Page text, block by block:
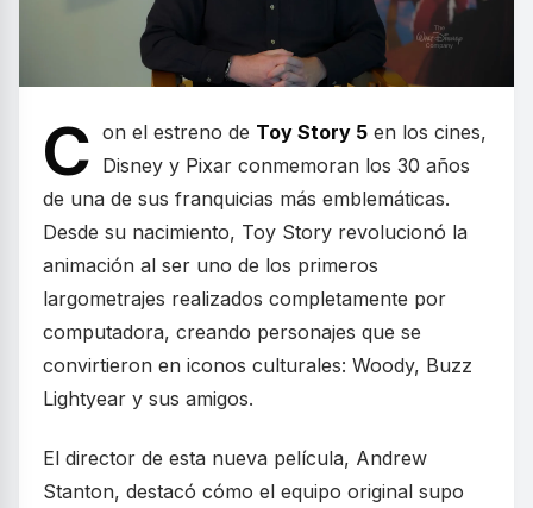
C on el estreno de Toy Story 5 en los cines,
Disney y Pixar conmemoran los 30 años
de una de sus franquicias más emblemáticas.
Desde su nacimiento, Toy Story revolucionó la
animación al ser uno de los primeros
largometrajes realizados completamente por
computadora, creando personajes que se
convirtieron en iconos culturales: Woody, Buzz
Lightyear y sus amigos.
El director de esta nueva película, Andrew
Stanton, destacó cómo el equipo original supo